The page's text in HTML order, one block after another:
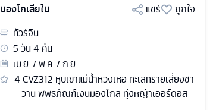
มองโกเลียใน แชร์
ถูกใจ
ทัวร์จีน
5วัน4 คืน
เม.ย. / พ.ค. / ก.ย.
4 CVZ312 หุบเขาแม่น้ำหวงเหอ ทะเลทรายเสี่ยงชา
วาน พิพิธภัณฑ์เงินมองโกล ทุ่งหญ้าเออร์ดอส